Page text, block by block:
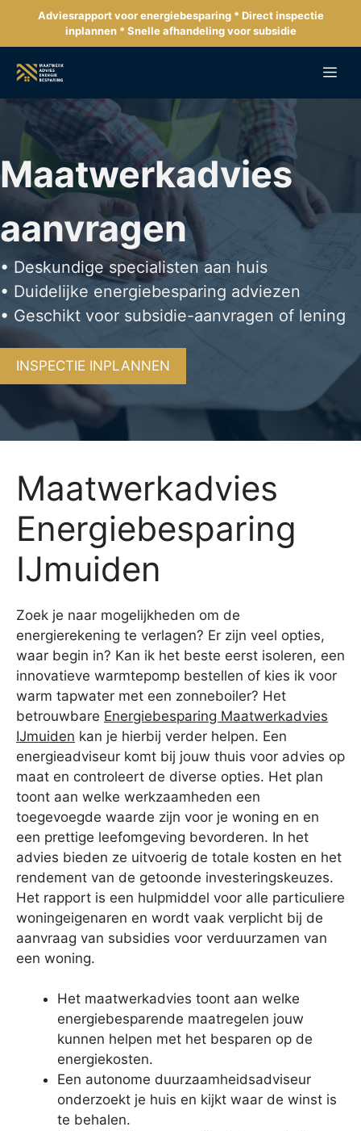
de
inhoud
Adviesrapport voor energiebesparing * Direct inspectie
inplannen * Snelle afhandeling voor subsidie
Maatwerkadvies
aanvragen
• Deskundige specialisten aan huis
• Duidelijke energiebesparing adviezen
• Geschikt voor subsidie-aanvragen of lening
INSPECTIE INPLANNEN
Maatwerkadvies
Energiebesparing
IJmuiden
Zoek je naar mogelijkheden om de
energierekening te verlagen? Er zijn veel opties,
waar begin in? Kan ik het beste eerst isoleren, een
innovatieve warmtepomp bestellen of kies ik voor
warm tapwater met een zonneboiler? Het
betrouwbare Energiebesparing Maatwerkadvies
IJmuiden kan je hierbij verder helpen. Een
energieadviseur komt bij jouw thuis voor advies op
maat en controleert de diverse opties. Het plan
toont aan welke werkzaamheden een
toegevoegde waarde zijn voor je woning en en
een prettige leefomgeving bevorderen. In het
advies bieden ze uitvoerig de totale kosten en het
rendement van de getoonde investeringskeuzes.
Het rapport is een hulpmiddel voor alle particuliere
woningeigenaren en wordt vaak verplicht bij de
aanvraag van subsidies voor verduurzamen van
een woning.
Het maatwerkadvies toont aan welke
energiebesparende maatregelen jouw
kunnen helpen met het besparen op de
energiekosten.
Een autonome duurzaamheidsadviseur
onderzoekt je huis en kijkt waar de winst is
te behalen.